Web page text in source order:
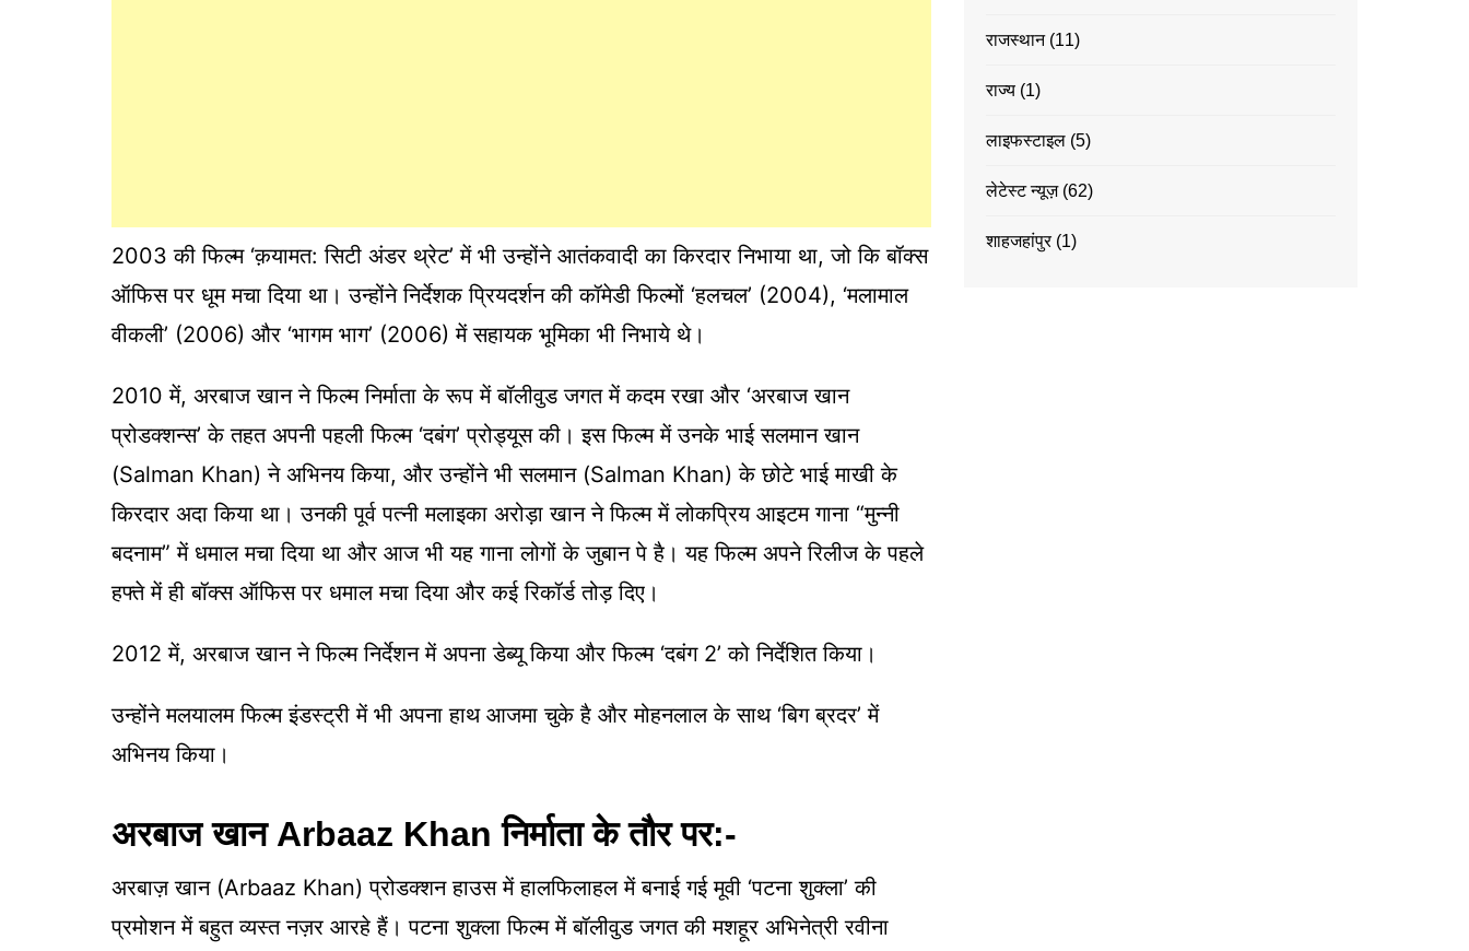
2003 की फिल्म ‘क़यामत: सिटी अंडर थ्रेट’ में भी उन्होंने आतंकवादी का किरदार निभाया था, जो कि बॉक्स
ऑफिस पर धूम मचा दिया था। उन्होंने निर्देशक प्रियदर्शन की कॉमेडी फिल्मों ‘हलचल’ (2004), ‘मलामाल
वीकली’ (2006) और ‘भागम भाग’ (2006) में सहायक भूमिका भी निभाये थे।
2010 में, अरबाज खान ने फिल्म निर्माता के रूप में बॉलीवुड जगत में कदम रखा और ‘अरबाज खान
प्रोडक्शन्स’ के तहत अपनी पहली फिल्म ‘दबंग’ प्रोड्यूस की। इस फिल्म में उनके भाई सलमान खान
(Salman Khan) ने अभिनय किया, और उन्होंने भी सलमान (Salman Khan) के छोटे भाई माखी के
किरदार अदा किया था। उनकी पूर्व पत्नी मलाइका अरोड़ा खान ने फिल्म में लोकप्रिय आइटम गाना “मुन्नी
बदनाम” में धमाल मचा दिया था और आज भी यह गाना लोगों के जुबान पे है। यह फिल्म अपने रिलीज के पहले
हफ्ते में ही बॉक्स ऑफिस पर धमाल मचा दिया और कई रिकॉर्ड तोड़ दिए।
2012 में, अरबाज खान ने फिल्म निर्देशन में अपना डेब्यू किया और फिल्म ‘दबंग 2’ को निर्देशित किया।
उन्होंने मलयालम फिल्म इंडस्ट्री में भी अपना हाथ आजमा चुके है और मोहनलाल के साथ ‘बिग ब्रदर’ में
अभिनय किया।
अरबाज खान Arbaaz Khan निर्माता के तौर पर:-
अरबाज़ खान (Arbaaz Khan) प्रोडक्शन हाउस में हालफिलाहल में बनाई गई मूवी ‘पटना शुक्ला’ की
प्रमोशन में बहुत व्यस्त नज़र आरहे हैं। पटना शुक्ला फिल्म में बॉलीवुड जगत की मशहूर अभिनेत्री रवीना
राजस्थान(11)
राज्य (1)
लाइफस्टाइल (5)
लेटेस्ट न्यूज़(62)
शाहजहांपुर(1)